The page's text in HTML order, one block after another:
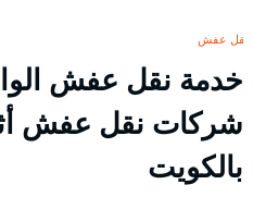
نقل عفش
شركات نقل عفش
بالكويت